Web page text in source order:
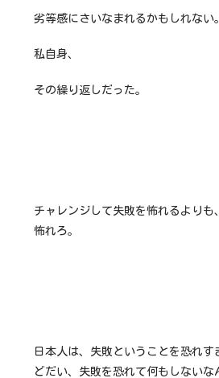
劣等感にさいなまれるかもしれない
私自身、
その繰り返しだった。
チャレンジして失敗を怖れるよりも
怖れろ。
日本人は、失敗ということを恐れす
どだい、失敗を恐れて何もしないな